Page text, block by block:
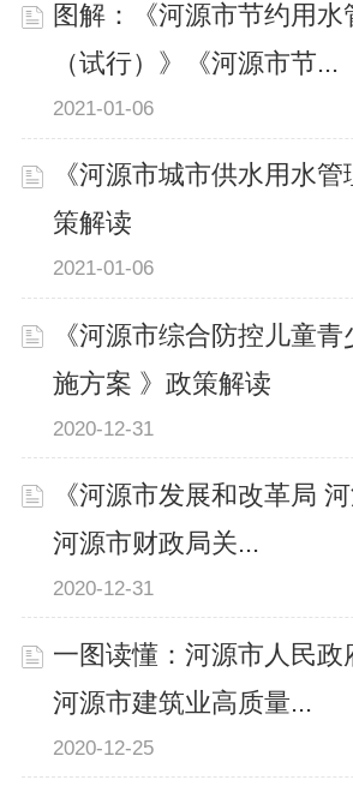
图解：《河源市节约用水
（试行）》《河源市节...
2021-01-06
《河源市城市供水用水
策解读
2021-01-06
《河源市综合防控儿童
施方案 》政策解读
2020-12-31
《河源市发展和改革局
河源市财政局关...
2020-12-31
一图读懂：河源市人民政
河源市建筑业高质量...
2020-12-25